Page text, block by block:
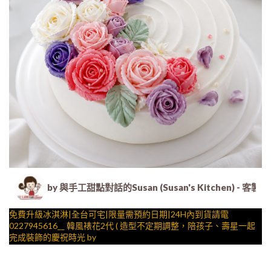
by 與手工甜點對話的Susan (Susan's Kitchen) - 客製
免費升級冰淇淋|全台可宅|限量需預約日期|24H內到貨請電
0227945616__ 韓風裱花2代 ( 造型不定期調整，陪孩子、壽星一起
完成裝飾的慶祝時光 by